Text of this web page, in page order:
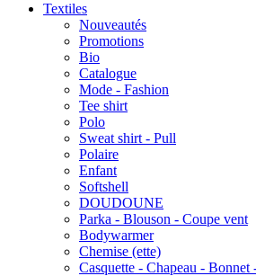
Textiles
Nouveautés
Promotions
Bio
Catalogue
Mode - Fashion
Tee shirt
Polo
Sweat shirt - Pull
Polaire
Enfant
Softshell
DOUDOUNE
Parka - Blouson - Coupe vent
Bodywarmer
Chemise (ette)
Casquette - Chapeau - Bonnet